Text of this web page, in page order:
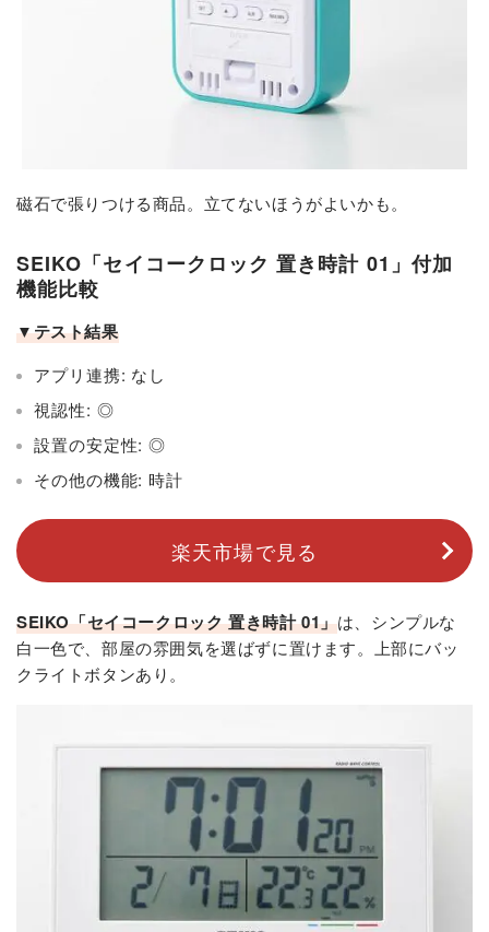
磁石で張りつける商品。立てないほうがよいかも。
SEIKO「セイコークロック 置き時計 01」付加
機能比較
▼テスト結果
アプリ連携: なし
視認性: ◎
設置の安定性: ◎
その他の機能: 時計
楽天市場で見る
SEIKO「セイコークロック 置き時計 01」は、シンプルな
白一色で、部屋の雰囲気を選ばずに置けます。上部にバッ
クライトボタンあり。